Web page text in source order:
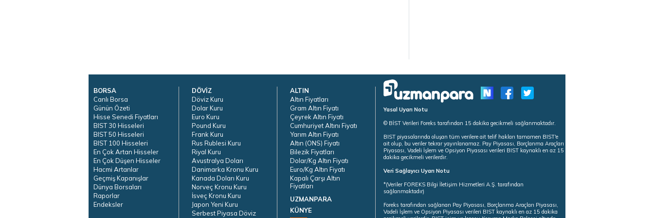
BORSA
Canlı Borsa
Günün Özeti
Hisse Senedi Fiyatları
BIST 30 Hisseleri
BIST 50 Hisseleri
BIST 100 Hisseleri
En Çok Artan Hisseler
En Çok Düşen Hisseler
Hacmi Artanlar
Geçmiş Kapanışlar
Dünya Borsaları
Raporlar
Endeksler
DÖVİZ
Döviz Kuru
Dolar Kuru
Euro Kuru
Pound Kuru
Frank Kuru
Rus Rublesi Kuru
Riyal Kuru
Avustralya Doları
Danimarka Kronu Kuru
Kanada Doları Kuru
Norveç Kronu Kuru
İsveç Kronu Kuru
Japon Yeni Kuru
Serbest Piyasa Döviz
ALTIN
Altın Fiyatları
Gram Altın Fiyatı
Çeyrek Altın Fiyatı
Cumhuriyet Altını Fiyatı
Yarım Altın Fiyatı
Altın (ONS) Fiyatı
Bilezik Fiyatları
Dolar/Kg Altın Fiyatı
Euro/Kg Altın Fiyatı
Kapalı Çarşı Altın
Fiyatları
UZMANPARA
KÜNYE
Yasal Uyarı Notu
© BİST Verileri Foreks tarafından 15 dakika gecikmeli sağlanmaktadır.
BIST piyasalarında oluşan tüm verilere ait telif hakları tamamen BIST'e
ait olup, bu veriler tekrar yayınlanamaz. Pay Piyasası, Borçlanma Araçları
Piyasası, Vadeli İşlem ve Opsiyon Piyasası verileri BIST kaynaklı en az 15
dakika gecikmeli verilerdir.
Veri Sağlayıcı Uyarı Notu
*(Veriler FOREKS Bilgi İletişim Hizmetleri A.Ş. tarafından
sağlanmaktadır)
Foreks tarafından sağlanan Pay Piyasası, Borçlanma Araçları Piyasası,
Vadeli İşlem ve Opsiyon Piyasası verileri BIST kaynaklı en az 15 dakika